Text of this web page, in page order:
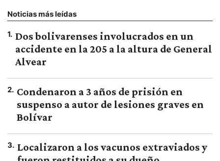
Noticias más leídas
1. Dos bolivarenses involucrados en un
accidente en la 205 a la altura de General
Alvear
2. Condenaron a 3 años de prisión en
suspenso a autor de lesiones graves en
Bolívar
3. Localizaron a los vacunos extraviados y